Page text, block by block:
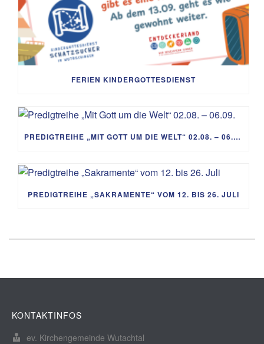
FERIEN KINDERGOTTESDIENST
PREDIGTREIHE „MIT GOTT UM DIE WELT“ 02.08. – 06.09.
PREDIGTREIHE „SAKRAMENTE“ VOM 12. BIS 26. JULI
KONTAKTINFOS
ev. Kirchengemeinde Wutachtal